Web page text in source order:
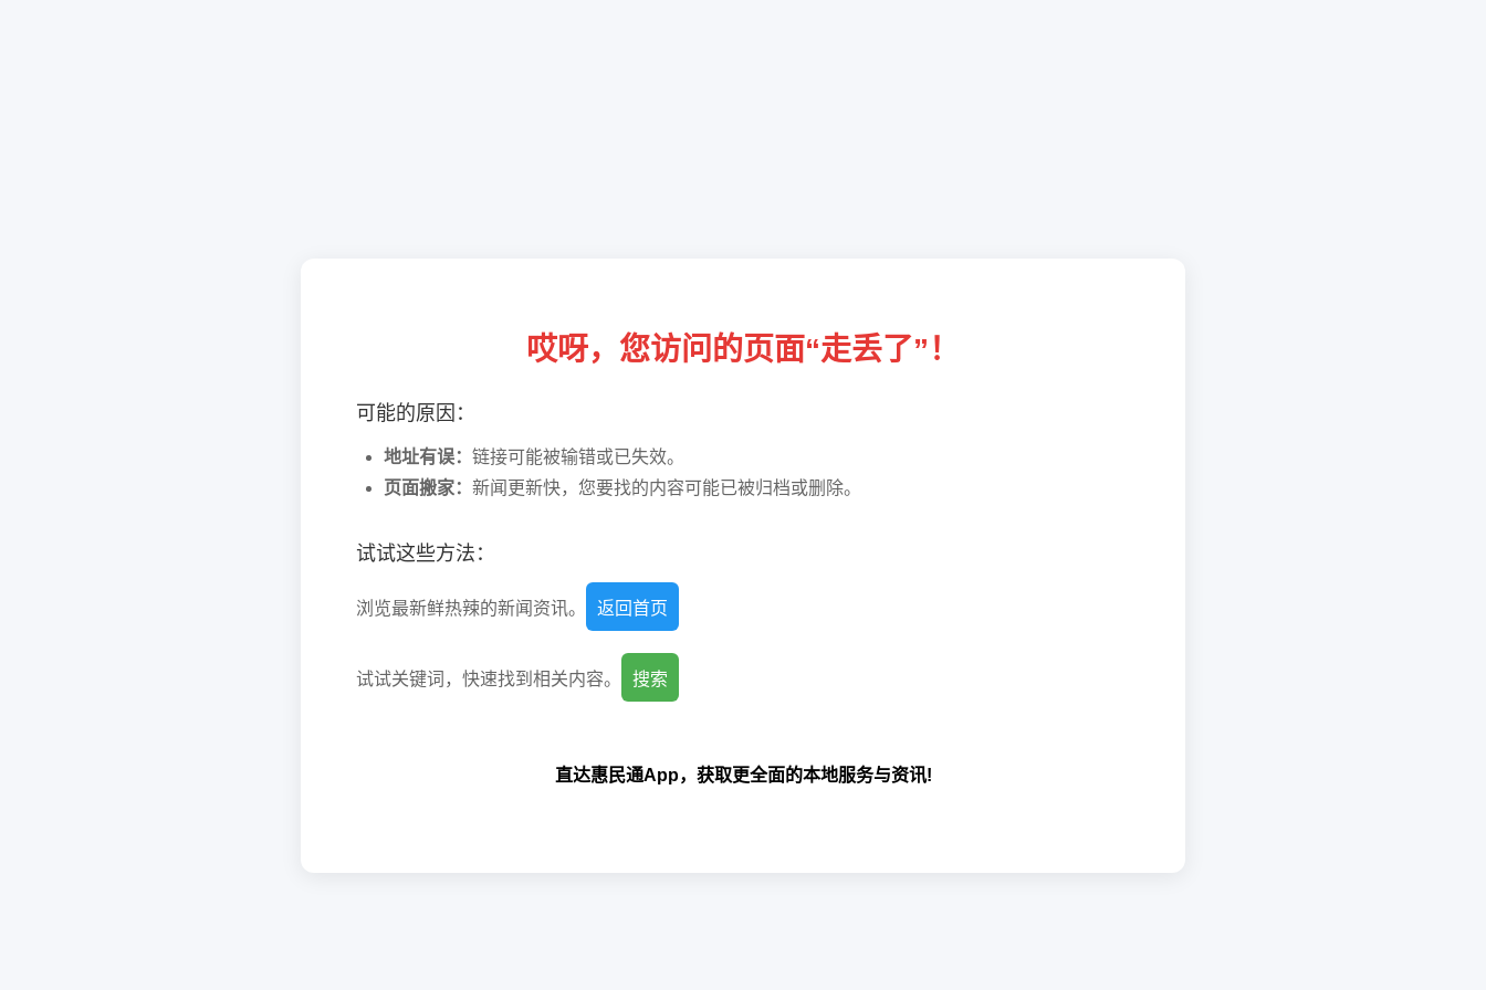
哎呀，您访问的页面“走丢了”！
可能的原因：
地址有误： 链接可能被输错或已失效。
页面搬家： 新闻更新快，您要找的内容可能已被归档或删除。
试试这些方法：
浏览最新鲜热辣的新闻资讯。 返回首页
试试关键词，快速找到相关内容。 搜索
直达惠民通App，获取更全面的本地服务与资讯!